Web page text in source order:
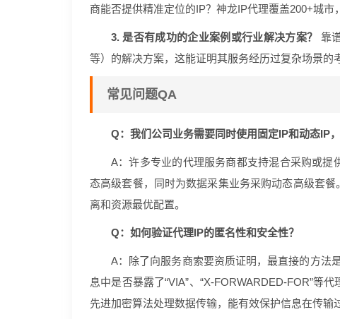
商能否提供精准定位的IP？神龙IP代理覆盖200+城市
3. 是否有成功的企业案例或行业解决方案？
靠
等）的解决方案，这能证明其服务经历过复杂场景的
常见问题QA
Q：我们公司业务需要同时使用固定IP和动态IP，
A：许多专业的代理服务商都支持混合采购或
态高级套餐，同时为数据采集业务采购动态高级套
离和资源最优配置。
Q：如何验证代理IP的匿名性和安全性？
A：除了向服务商索要资质证明，最直接的方法
息中是否暴露了“VIA”、“X-FORWARDED-FOR”等
先进加密算法处理数据传输，能有效保护信息在传输